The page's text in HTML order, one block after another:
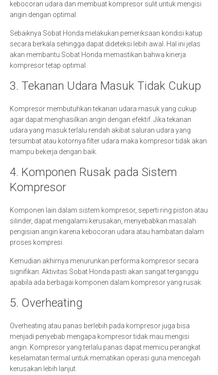
kebocoran udara dan membuat kompresor sulit untuk mengisi
angin dengan optimal.
Sebaiknya Sobat Honda melakukan pemeriksaan kondisi katup
secara berkala sehingga dapat dideteksi lebih awal. Hal ini jelas
akan membantu Sobat Honda memastikan bahwa kinerja
kompresor tetap optimal.
3. Tekanan Udara Masuk Tidak Cukup
Kompresor membutuhkan tekanan udara masuk yang cukup
agar dapat menghasilkan angin dengan efektif. Jika tekanan
udara yang masuk terlalu rendah akibat saluran udara yang
tersumbat atau kotornya filter udara maka kompresor tidak akan
mampu bekerja dengan baik.
4. Komponen Rusak pada Sistem
Kompresor
Komponen lain dalam sistem kompresor, seperti ring piston atau
silinder, dapat mengalami kerusakan, menyebabkan masalah
pengisian angin karena kebocoran udara atau hambatan dalam
proses kompresi.
Kemudian akhirnya menurunkan performa kompresor secara
signifikan. Aktivitas Sobat Honda pasti akan sangat terganggu
apabila ada berbagai komponen dalam kompresor yang rusak.
5. Overheating
Overheating atau panas berlebih pada kompresor juga bisa
menjadi penyebab mengapa kompresor tidak mau mengisi
angin. Kompresor yang terlalu panas dapat memicu perangkat
keselamatan termal untuk mematikan operasi guna mencegah
kerusakan lebih lanjut.